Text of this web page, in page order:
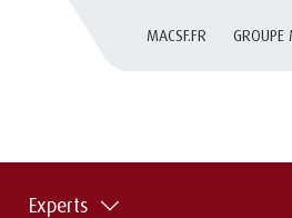
MACSF.FR GROUPE
Experts